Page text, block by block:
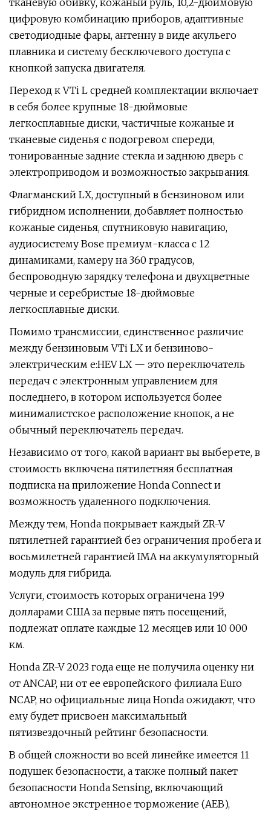
тканевую обивку, кожаный руль, 10,2-дюймовую
цифровую комбинацию приборов, адаптивные
светодиодные фары, антенну в виде акульего
плавника и систему бесключевого доступа с
кнопкой запуска двигателя.
Переход к VTi L средней комплектации включает
в себя более крупные 18-дюймовые
легкосплавные диски, частичные кожаные и
тканевые сиденья с подогревом спереди,
тонированные задние стекла и заднюю дверь с
электроприводом и возможностью закрывания.
Флагманский LX, доступный в бензиновом или
гибридном исполнении, добавляет полностью
кожаные сиденья, спутниковую навигацию,
аудиосистему Bose премиум-класса с 12
динамиками, камеру на 360 градусов,
беспроводную зарядку телефона и двухцветные
черные и серебристые 18-дюймовые
легкосплавные диски.
Помимо трансмиссии, единственное различие
между бензиновым VTi LX и бензиново-
электрическим e:HEV LX — это переключатель
передач с электронным управлением для
последнего, в котором используется более
минималистское расположение кнопок, а не
обычный переключатель передач.
Независимо от того, какой вариант вы выберете, в
стоимость включена пятилетняя бесплатная
подписка на приложение Honda Connect и
возможность удаленного подключения.
Между тем, Honda покрывает каждый ZR-V
пятилетней гарантией без ограничения пробега и
восьмилетней гарантией IMA на аккумуляторный
модуль для гибрида.
Услуги, стоимость которых ограничена 199
долларами США за первые пять посещений,
подлежат оплате каждые 12 месяцев или 10 000
км.
Honda ZR-V 2023 года еще не получила оценку ни
от ANCAP, ни от ее европейского филиала Euro
NCAP, но официальные лица Honda ожидают, что
ему будет присвоен максимальный
пятизвездочный рейтинг безопасности.
В общей сложности во всей линейке имеется 11
подушек безопасности, а также полный пакет
безопасности Honda Sensing, включающий
автономное экстренное торможение (AEB),